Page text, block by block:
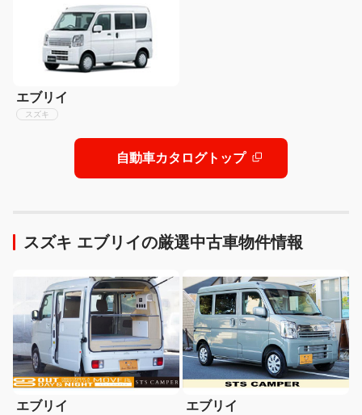
エブリイ
スズキ
自動車カタログトップ
スズキ エブリイの厳選中古車物件情報
エブリイ エブリイ